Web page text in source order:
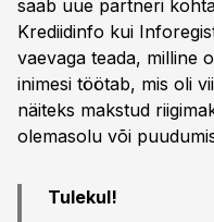
saab uue partneri
Krediidinfo kui
vaevaga teada, milline
inimesi töötab, mis oli
näiteks makstud
olemasolu või
Tulekul!